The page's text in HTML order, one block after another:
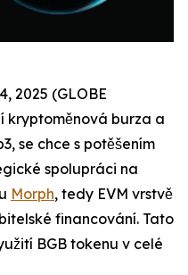
2025 (GLOBE
kryptoměnová burza a
se chce s potěšením
spolupráci na
Morph, tedy EVM vrstvě
financování. Tato
BGB tokenu v celé